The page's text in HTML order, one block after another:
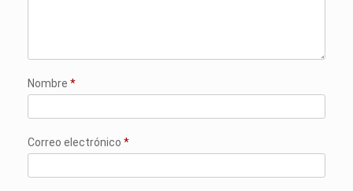
Nombre *
Correo electrónico *